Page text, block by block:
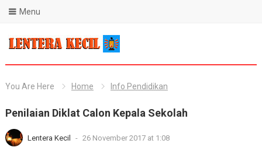
Blog Lentera Kecil
Menu
You Are Here Home Info Pendidikan
Penilaian Diklat Calon Kepala Sekolah
Lentera Kecil - 26 November 2017 at 1:08